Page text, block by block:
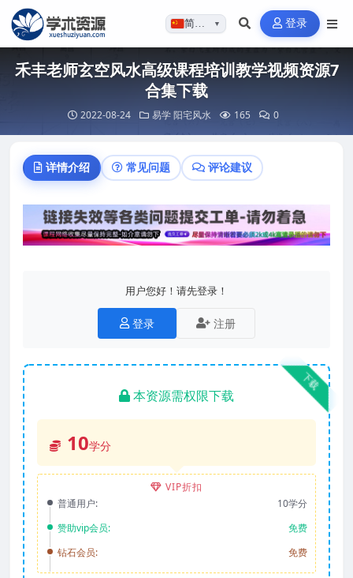
简体…▼ 登录
禾丰老师玄空风水高级课程培训教学视频资源7
合集下载
2022-08-24 易学阳宅风水 165 0
详情介绍 常见问题 评论建议
用户您好！请先登录！
登录 注册
下载
本资源需权限下载
10学分
VIP折扣
普通用户:
10学分
赞助vip会员:
免费
钻石会员:
免费